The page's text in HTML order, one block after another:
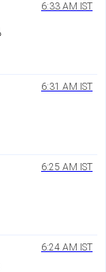
6:33 AM IST
6:31 AM IST
6:25 AM IST
6:24 AM IST